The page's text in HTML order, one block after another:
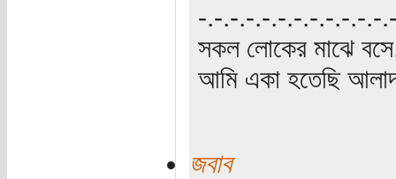
‍‌-.-.-.-.-.-.-.-.-.-.-.-
সকল লোকের মাঝে
আমি একা হতেছি
জবাব